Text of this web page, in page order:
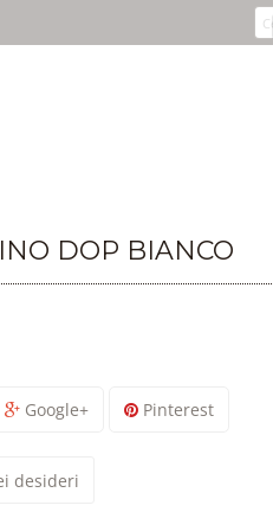
DOP BIANCO
Google+ Pinterest
desideri
acconsenti all'utilizzo dei cookie.